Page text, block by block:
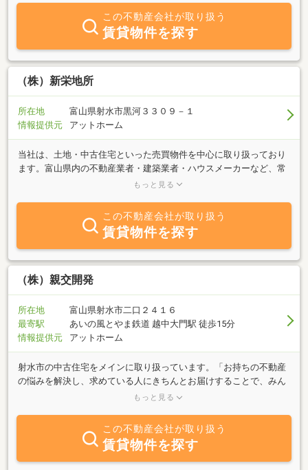
んなことでもお気軽にご相談下さい。
この不動産会社が取り扱う
賃貸物件を探す
（株）新栄地所
所在地
富山県射水市黒河３３０９－１
情報提供元
アットホーム
当社は、土地・中古住宅といった売買物件を中心に取り扱っており
ます。富山県内の不動産業者・建築業者・ハウスメーカーなど、常
に情報交換を心がけていますので、お客様のご要望にかなう物件を
司法書士・弁護士・税理士など、おつき合いさせていただいている
業者への紹介も可能ですので、相続や境界などのお困りごとがござ
いましたら、何なりとお申し付けください。
もっと見る
この不動産会社が取り扱う
賃貸物件を探す
（株）親交開発
所在地
富山県射水市二口２４１６
最寄駅
あいの風とやま鉄道 越中大門駅 徒歩15分
情報提供元
アットホーム
射水市の中古住宅をメインに取り扱っています。「お持ちの不動産
の悩みを解決し、求めている人にきちんとお届けすることで、みん
なが笑顔になれる結果を残します」が弊社の理念です。近年はなか
けでなく、動画や３６０°ビューを駆使して、物件のイメージをより
伝えやすくすることを心がけています。目に留まった中古物件が自
分に合っているのか、どのようにリフォームすればよいのか、悩み
ますよね。弊社は戸建賃貸物件のオーナーでもあり、様々な種類の
もっと見る
この不動産会社が取り扱う
賃貸物件を探す